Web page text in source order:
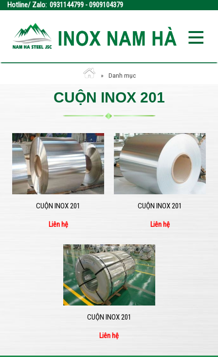
Hotline/ Zalo: 0931144799 - 0909104379
Danh mục
CUỘN INOX 201
CUỘN INOX 201
Liên hệ
CUỘN INOX 201
Liên hệ
CUỘN INOX 201
Liên hệ